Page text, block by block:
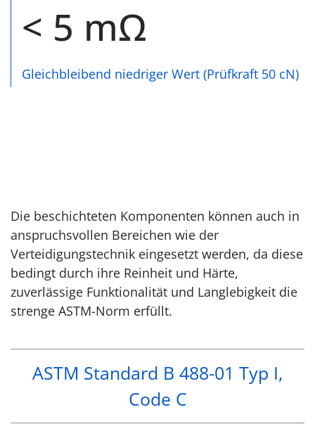
< 5 mΩ
Gleichbleibend niedriger Wert (Prüfkraft 50 cN)
Die beschichteten Komponenten können auch in
anspruchsvollen Bereichen wie der
Verteidigungstechnik eingesetzt werden, da diese
bedingt durch ihre Reinheit und Härte,
zuverlässige Funktionalität und Langlebigkeit die
strenge ASTM-Norm erfüllt.
ASTM Standard B 488-01 Typ I,
Code C